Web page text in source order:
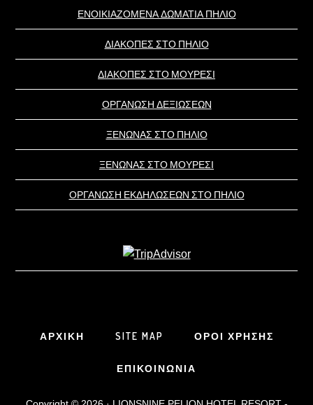
ΕΝΟΙΚΙΑΖΟΜΕΝΑ ΔΩΜΑΤΙΑ ΠΗΛΙΟ
ΔΙΑΚΟΠΕΣ ΣΤΟ ΠΗΛΙΟ
ΔΙΑΚΟΠΕΣ ΣΤΟ ΜΟΥΡΕΣΙ
ΟΡΓΑΝΩΣΗ ΔΕΞΙΩΣΕΩΝ
ΞΕΝΩΝΑΣ ΣΤΟ ΠΗΛΙΟ
ΞΕΝΩΝΑΣ ΣΤΟ ΜΟΥΡΕΣΙ
ΟΡΓΑΝΩΣΗ ΕΚΔΗΛΩΣΕΩΝ ΣΤΟ ΠΗΛΙΟ
ΑΡΧΙΚΗ SITE MAP ΟΡΟΙ ΧΡΗΣΗΣ
ΕΠΙΚΟΙΝΩΝΙΑ